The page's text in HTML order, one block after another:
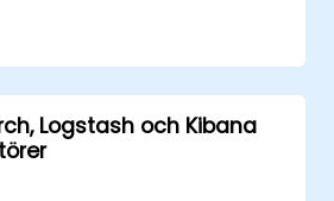
datamodeller.
frågor och filter för
värdefulla insikter från
data.
bygga interaktiva
i Kibana med olika
Logstash och Kibana